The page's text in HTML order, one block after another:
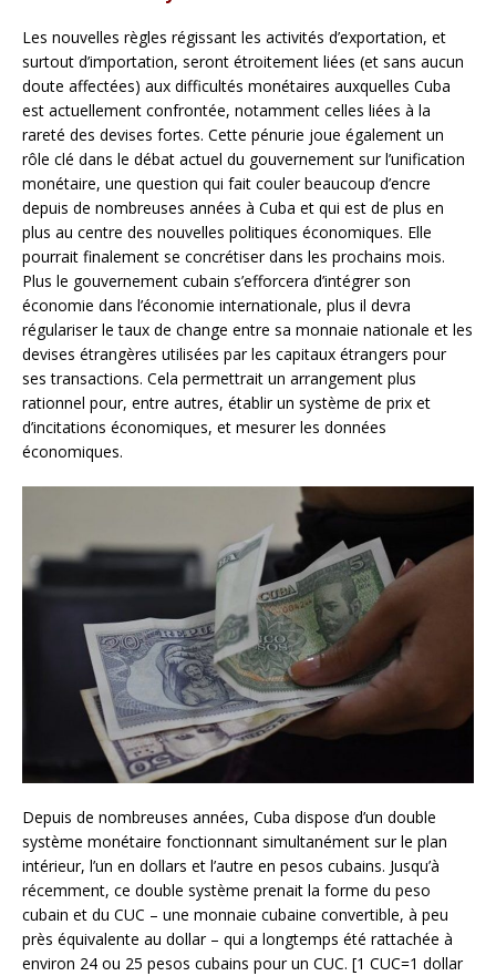
Les nouvelles règles régissant les activités d’exportation, et
surtout d’importation, seront étroitement liées (et sans aucun
doute affectées) aux difficultés monétaires auxquelles Cuba
est actuellement confrontée, notamment celles liées à la
rareté des devises fortes. Cette pénurie joue également un
rôle clé dans le débat actuel du gouvernement sur l’unification
monétaire, une question qui fait couler beaucoup d’encre
depuis de nombreuses années à Cuba et qui est de plus en
plus au centre des nouvelles politiques économiques. Elle
pourrait finalement se concrétiser dans les prochains mois.
Plus le gouvernement cubain s’efforcera d’intégrer son
économie dans l’économie internationale, plus il devra
régulariser le taux de change entre sa monnaie nationale et les
devises étrangères utilisées par les capitaux étrangers pour
ses transactions. Cela permettrait un arrangement plus
rationnel pour, entre autres, établir un système de prix et
d’incitations économiques, et mesurer les données
économiques.
Depuis de nombreuses années, Cuba dispose d’un double
système monétaire fonctionnant simultanément sur le plan
intérieur, l’un en dollars et l’autre en pesos cubains. Jusqu’à
récemment, ce double système prenait la forme du peso
cubain et du CUC – une monnaie cubaine convertible, à peu
près équivalente au dollar – qui a longtemps été rattachée à
environ 24 ou 25 pesos cubains pour un CUC. [1 CUC=1 dollar